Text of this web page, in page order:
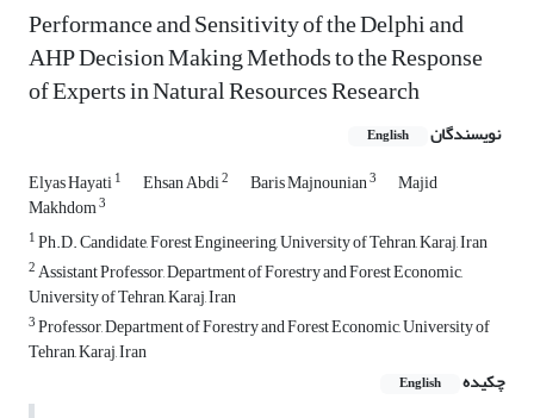
Performance and Sensitivity of the Delphi and
AHP Decision Making Methods to the Response
of Experts in Natural Resources Research
نویسندگان English
Elyas Hayati1 Ehsan Abdi2 Baris Majnounian3 Majid
Makhdom3
1Ph.D. Candidate, Forest Engineering, University of Tehran, Karaj, Iran
2Assistant Professor, Department of Forestry and Forest Economic,
University of Tehran, Karaj, Iran
3Professor, Department of Forestry and Forest Economic, University of
Tehran, Karaj, Iran
چکیده
English